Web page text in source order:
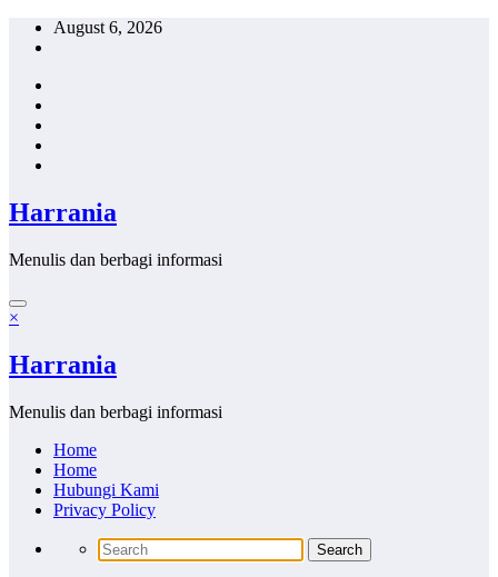
Skip
August 6, 2026
Harrania
Menulis dan berbagi informasi
×
Harrania
Menulis dan berbagi informasi
Home
Home
Hubungi Kami
Privacy Policy